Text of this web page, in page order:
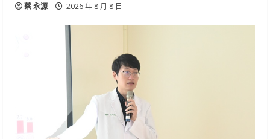
蔡 永源 2026 年 8 月 8 日